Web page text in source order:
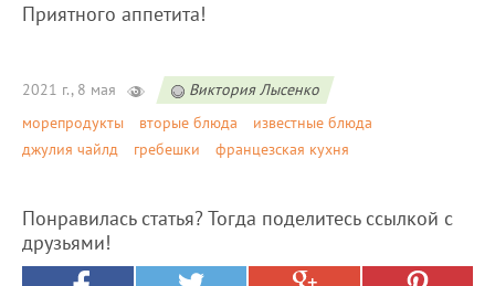
Приятного аппетита!
2021 г., 8 мая
Виктория Лысенко
морепродукты
вторые блюда
известные блюда
джулия чайлд
гребешки францезская кухня
Понравилась статья? Тогда поделитесь ссылкой с
друзьями!